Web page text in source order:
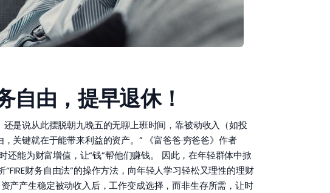
自由，提早退休！
是说从此摆脱朝九晚五的无聊上班时间，靠被动收入（如投
关键就在于能带来利益的资产。” 《富爸爸·穷爸爸》作者
能为财富增值，让“钱”帮他们赚钱。 因此，在年轻群体中掀
财务自由法”的操作方法，向年轻人学习轻松又理性的理财
产产生稳定被动收入后，工作变成选择，而非生存所需，让时